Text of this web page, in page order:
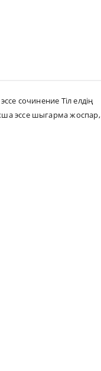
эссе сочинение Тіл елдің
эссе шыгарма жоспар,